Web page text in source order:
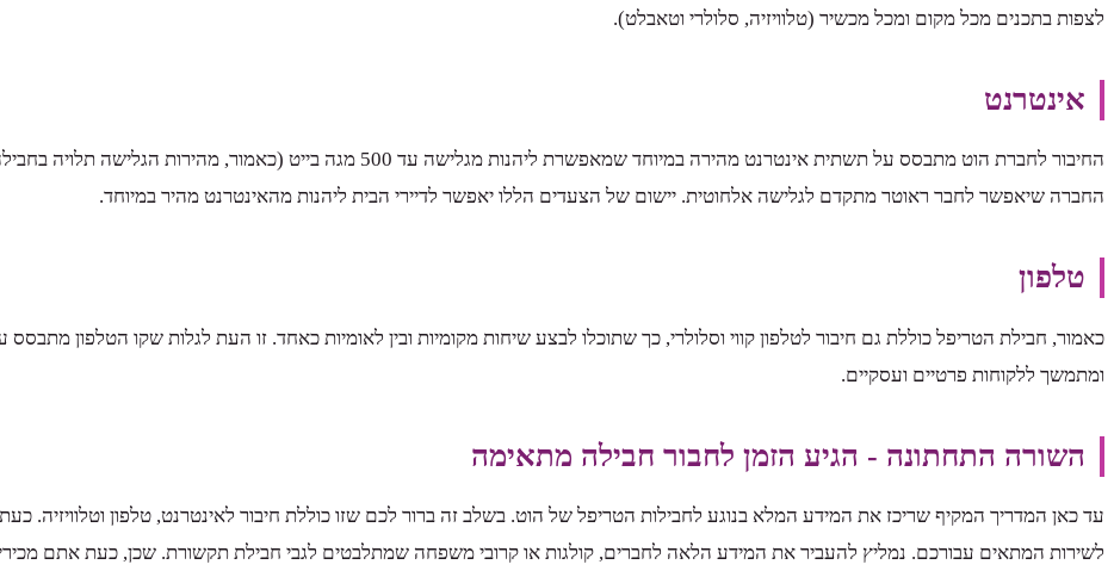
לצפות בתכנים מכל מקום ומכל מכשיר (טלוויזיה, סלולרי וטאבלט).
אינטרנט
החיבור לחברת הוט מתבסס על תשתית אינטרנט מהירה במיוחד שמאפשרת ליהנות
החברה שיאפשר לחבר ראוטר מתקדם לגלישה אלחוטית. יישום של הצעדים הללו יאפשר לדיירי הבית ליהנות מהאינטרנט מהיר במיוחד.
טלפון
כאמור, חבילת הטריפל כוללת גם חיבור לטלפון קווי וסלולרי, כך שתוכלו לבצע שיחות מקומיות ובין לאומיות כאחד. זו העת לגלות שקו הטלפון
ומתמשך ללקוחות פרטיים ועסקיים.
השורה התחתונה - הגיע הזמן לחבור חבילה מתאימה
עד כאן המדריך המקיף שריכז את המידע המלא בנוגע לחבילות הטריפל של הוט. בשלב זה ברור לכם שזו כוללת חיבור לאינטרנט, טלפון וטלוויזיה.
לשירות המתאים עבורכם. נמליץ להעביר את המידע הלאה לחברים, קולגות או קרובי משפחה שמתלבטים לגבי חבילת תקשורת. שכן, כעת אתם